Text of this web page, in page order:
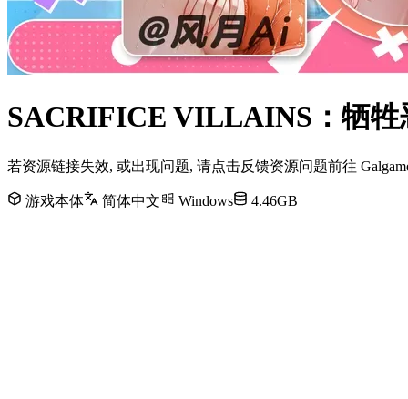
SACRIFICE VILLAINS：牺牲
若资源链接失效, 或出现问题, 请点击反馈资源问题前往
游戏本体 简体中文 Windows 4.46GB